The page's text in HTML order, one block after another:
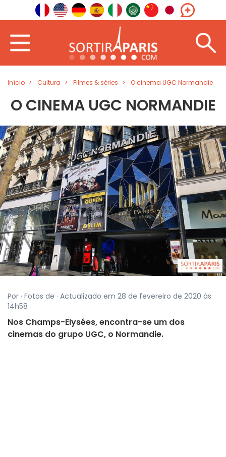
Início Cultura Filmes & séries O cinema UGC Normandie
O CINEMA UGC NORMANDIE
Por · Fotos de · Actualizado em 28 de fevereiro de 2020 às
14h58
Nos Champs-Elysées, encontra-se um dos
cinemas do grupo UGC, o Normandie.